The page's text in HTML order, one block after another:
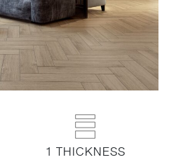
1 THICKNESS